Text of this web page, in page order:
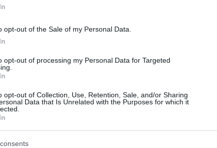
opt-out of the Sale of my Personal Data.
opt-out of processing my Personal Data for Targeted
opt-out of Collection, Use, Retention, Sale, and/or Sharing
Data that Is Unrelated with the Purposes for which it
affermato.
per raddoppiare il credito
l’agevolazione fiscale per le famiglie che
dovrebbe essere implementato in due fasi, dal 1
bilancio di politica economica”